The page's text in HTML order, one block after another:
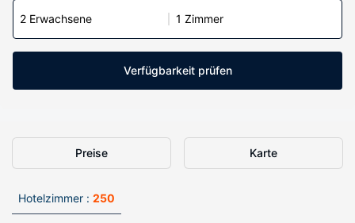
2 Erwachsene 1 Zimmer
Verfügbarkeit prüfen
Preise Karte
Hotelzimmer : 250